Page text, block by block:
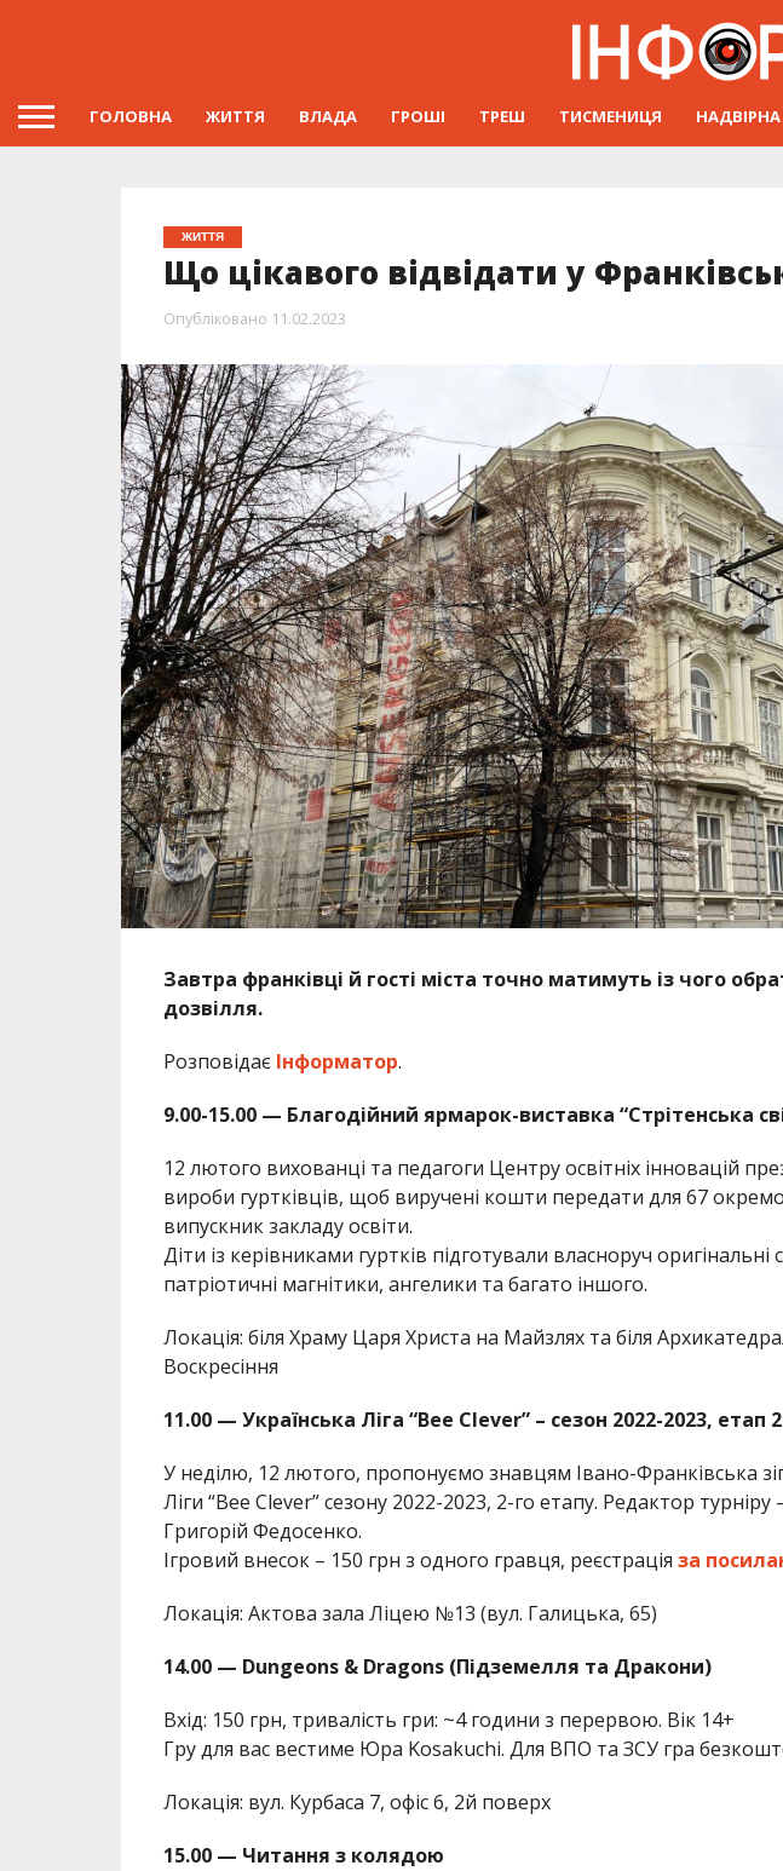
ГОЛОВНА ЖИТТЯ ВЛАДА ГРОШІ ТРЕШ ТИСМЕНИЦЯ НАДВІРНА
ЖИТТЯ
Що цікавого відвідати у
Опубліковано 11.02.2023
Завтра франківці й гості міста точно матимуть із чого
дозвілля.
Розповідає Інформатор.
9.00-15.00 — Благодійний ярмарок-виставка “Стрітенська
12 лютого вихованці та педагоги Центру освітніх інновацій
вироби гуртківців, щоб виручені кошти передати для 67
випускник закладу освіти.
Діти із керівниками гуртків підготували власноруч оригінальні
патріотичні магнітики, ангелики та багато іншого.
Локація: біля Храму Царя Христа на Майзлях та біля
Воскресіння
11.00 — Українська Ліга “Bee Clever” – сезон 2022-2023, етап 2
У неділю, 12 лютого, пропонуємо знавцям Івано-Франківська
Ліги “Bee Clever” сезону 2022-2023, 2-го етапу. Редактор
Григорій Федосенко.
Ігровий внесок – 150 грн з одного гравця, реєстрація за
Локація: Актова зала Ліцею №13 (вул. Галицька, 65)
14.00 — Dungeons & Dragons (Підземелля та Дракони)
Вхід: 150 грн, тривалість гри: ~4 години з перервою. Вік 14+
Гру для вас вестиме Юра Kosakuchi. Для ВПО та ЗСУ гра
Локація: вул. Курбаса 7, офіс 6, 2й поверх
15.00 — Читання з колядою